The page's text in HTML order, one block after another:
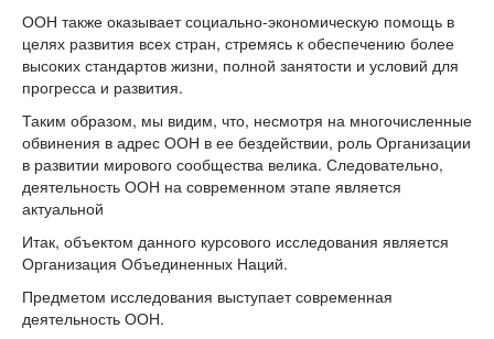
ООН также оказывает социально-экономическую помощь в
целях развития всех стран, стремясь к обеспечению более
высоких стандартов жизни, полной занятости и условий для
прогресса и развития.
Таким образом, мы видим, что, несмотря на многочисленные
обвинения в адрес ООН в ее бездействии, роль Организации
в развитии мирового сообщества велика. Следовательно,
деятельность ООН на современном этапе является
актуальной
Итак, объектом данного курсового исследования является
Организация Объединенных Наций.
Предметом исследования выступает современная
деятельность ООН.